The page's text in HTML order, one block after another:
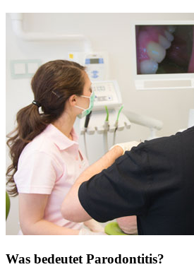
Was bedeutet Parodontitis?